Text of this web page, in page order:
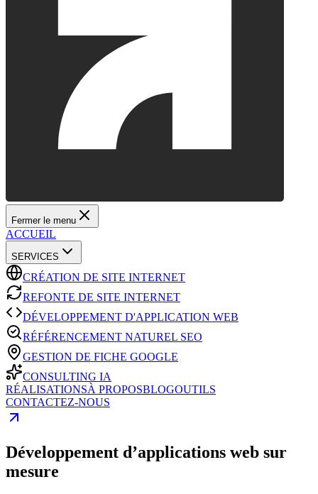
Fermer le menu
ACCUEIL
SERVICES
CRÉATION DE SITE INTERNET
REFONTE DE SITE INTERNET
DÉVELOPPEMENT D'APPLICATION WEB
RÉFÉRENCEMENT NATUREL SEO
GESTION DE FICHE GOOGLE
CONSULTING IA
RÉALISATIONSÀ PROPOSBLOGOUTILS
CONTACTEZ-NOUS
Développement d’applications web sur
mesure